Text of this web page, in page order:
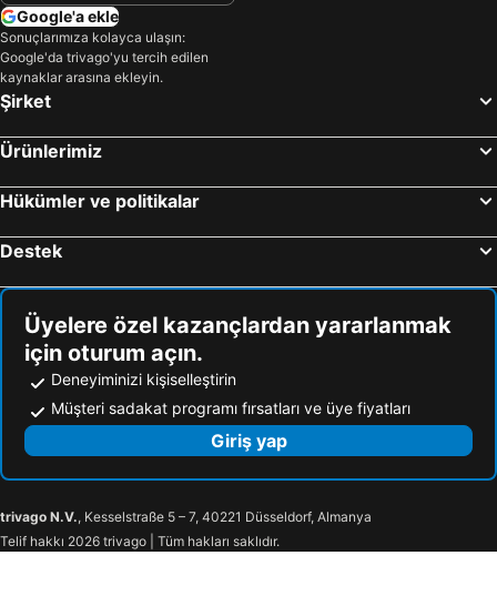
Google'a ekle
Sonuçlarımıza kolayca ulaşın:
Google'da trivago'yu tercih edilen
kaynaklar arasına ekleyin.
Şirket
Ürünlerimiz
Hükümler ve politikalar
Destek
Üyelere özel kazançlardan yararlanmak
için oturum açın.
Deneyiminizi kişiselleştirin
Müşteri sadakat programı fırsatları ve üye fiyatları
Giriş yap
trivago N.V., Kesselstraße 5 – 7, 40221 Düsseldorf, Almanya
Telif hakkı 2026 trivago | Tüm hakları saklıdır.